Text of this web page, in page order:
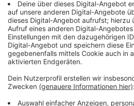
Veröffentlicht: Donnerstag,
Anzeige
Anzeige